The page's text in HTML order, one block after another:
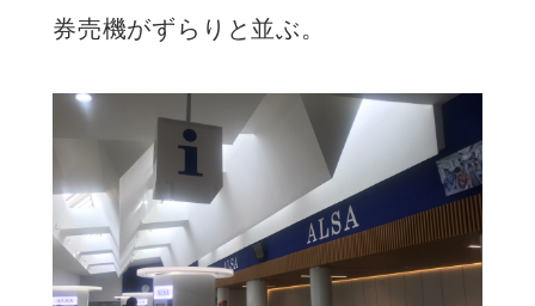
券売機がずらりと並ぶ。